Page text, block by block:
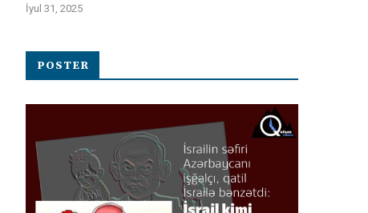
“Müharibəyə görə kompensasiya və
təhlükəsizlik zəmanətləri”: İran
ABŞ-la...
İyul 31, 2025
İsrail “Gideonun
əməliyyatı zəiflədikcə
Qəzzadan qoşunlarını...
İyul 31, 2025
POSTER